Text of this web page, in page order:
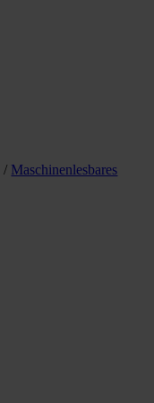
/ Maschinenlesbares